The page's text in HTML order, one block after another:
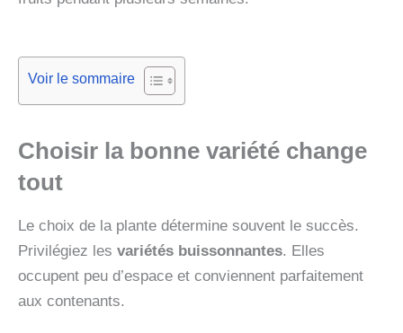
Voir le sommaire
Choisir la bonne variété change
tout
Le choix de la plante détermine souvent le succès.
Privilégiez les variétés buissonnantes. Elles
occupent peu d’espace et conviennent parfaitement
aux contenants.